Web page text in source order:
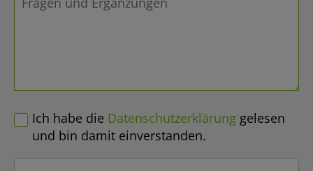
Ich habe die Datenschutzerklärung gelesen
und bin damit einverstanden.